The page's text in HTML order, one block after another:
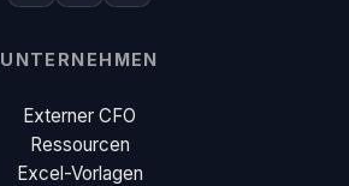
UNTERNEHMEN
Externer CFO
Ressourcen
Excel-Vorlagen